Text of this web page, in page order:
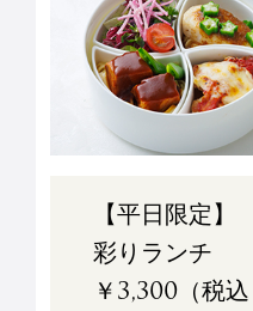
【平日限定】
彩りランチ
￥3,300（税